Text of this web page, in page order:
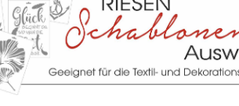
Konto erstellen
Passwort vergessen?